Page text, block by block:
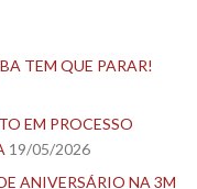
TEM QUE PARAR!
EM PROCESSO
19/05/2026
ANIVERSÁRIO NA 3M